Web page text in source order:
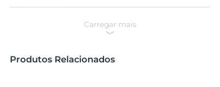
Carregar mais
Produtos Relacionados